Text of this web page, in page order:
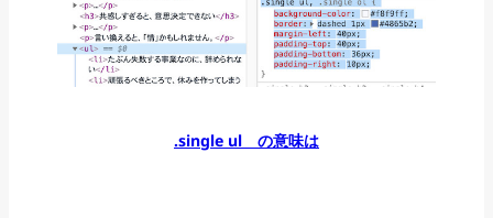
.single ul の意味は